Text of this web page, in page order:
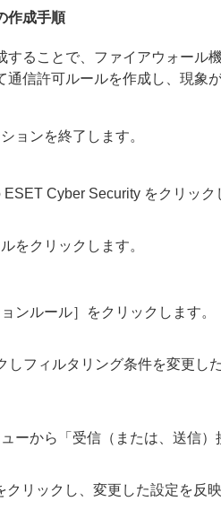
作成手順
することで、ファイアウォール
通信許可ルールを作成し、現象
ョンを終了します。
ESET Cyber Security をクリッ
をクリックします。
ンルール］をクリックします。
しフィルタリング条件を変更
ーから「受信（または、送信
クリックし、変更した設定を反